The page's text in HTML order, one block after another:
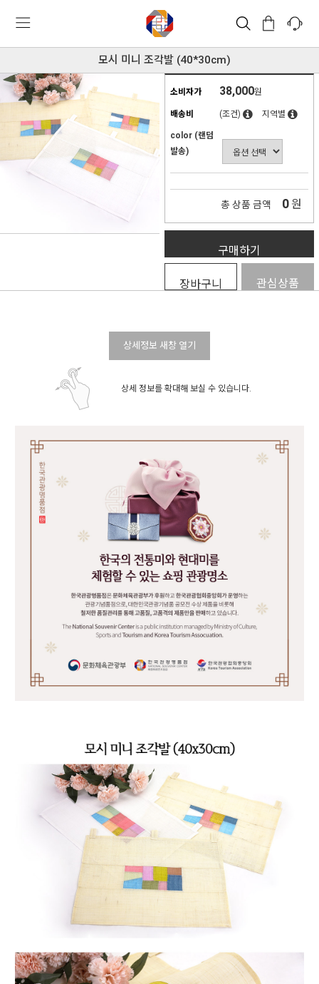
모시 미니 조각발 (40*30cm)
소비자가 38,000원
배송비 (조건) 지역별
color (랜덤
발송)
총 상품 금액 0 원
구매하기
장바구니 관심상품
상세정보 새창 열기
상세 정보를 확대해 보실 수 있습니다.